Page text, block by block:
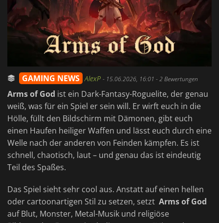
GAMING NEWS AlexP - 15.06.2026, 16:01 - 2 Bewertungen
Arms of God ist ein Dark-Fantasy-Roguelite, der genau
weiß, was für ein Spiel er sein will. Er wirft euch in die
Hölle, füllt den Bildschirm mit Dämonen, gibt euch
einen Haufen heiliger Waffen und lässt euch durch eine
Welle nach der anderen von Feinden kämpfen. Es ist
schnell, chaotisch, laut – und genau das ist eindeutig
Teil des Spaßes.
Das Spiel sieht sehr cool aus. Anstatt auf einen hellen
oder cartoonartigen Stil zu setzen, setzt Arms of God
auf Blut, Monster, Metal-Musik und religiöse